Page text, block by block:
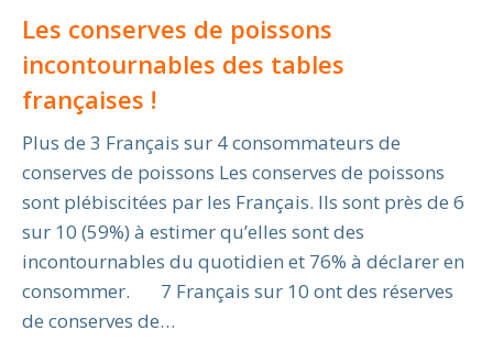
Les conserves de poissons
incontournables des tables
françaises !
Plus de 3 Français sur 4 consommateurs de
conserves de poissons Les conserves de poissons
sont plébiscitées par les Français. Ils sont près de 6
sur 10 (59%) à estimer qu’elles sont des
incontournables du quotidien et 76% à déclarer en
consommer. 7 Français sur 10 ont des réserves
de conserves de…